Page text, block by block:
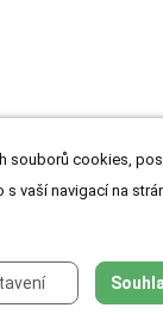
souborů cookies,
vaší navigací na